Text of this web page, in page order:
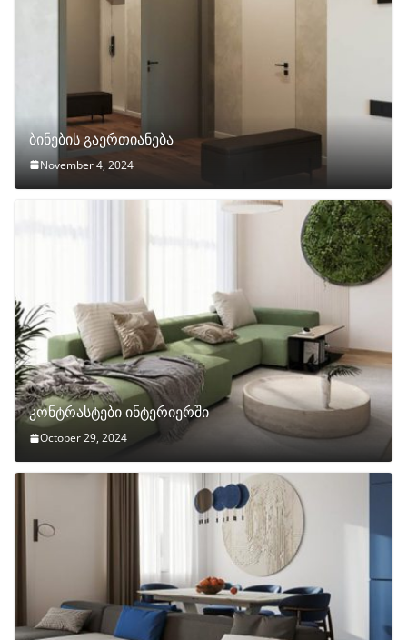
ბინების გაერთიანება
November 4, 2024
კონტრასტები ინტერიერში
October 29, 2024